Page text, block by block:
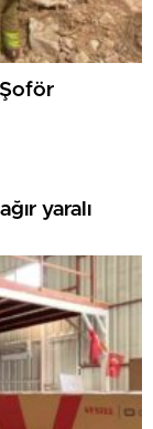
Şoför
yaralı